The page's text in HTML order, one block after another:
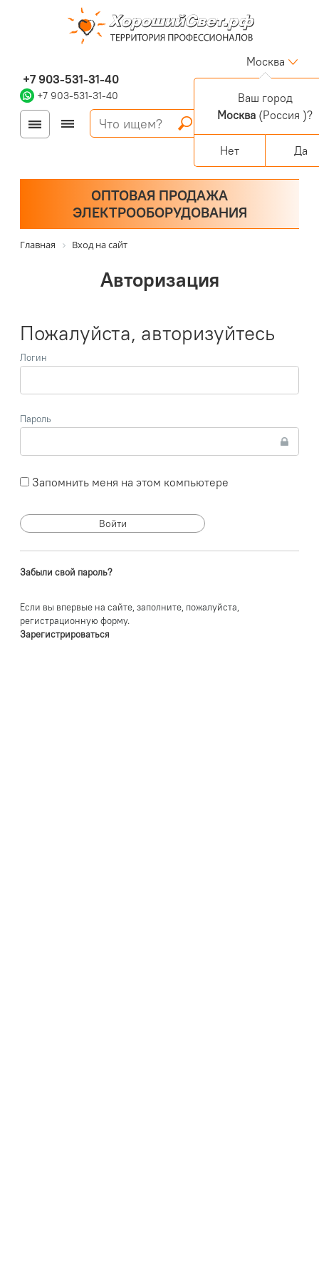
+7 903-531-31-40
+7 903-531-31-40
Москва
Войти
Регистрация
Корзина
0 позиций
Персональный раздел
ОПТОВАЯ ПРОДАЖА
ЭЛЕКТРООБОРУДОВАНИЯ
Главная Вход на сайт
Авторизация
Пожалуйста, авторизуйтесь
Логин
Пароль
Запомнить меня на этом компьютере
Забыли свой пароль?
Если вы впервые на сайте, заполните, пожалуйста,
регистрационную форму.
Зарегистрироваться
Ваш город
Москва (Россия )?
Нет Да